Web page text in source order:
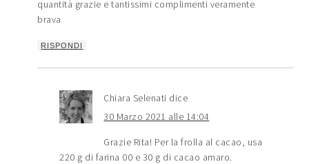
quantità grazie e tantissimi complimenti veramente
brava
RISPONDI
Chiara Selenati dice
30 Marzo 2021 alle 14:04
Grazie Rita! Per la frolla al cacao, usa
220 g di farina 00 e 30 g di cacao amaro.